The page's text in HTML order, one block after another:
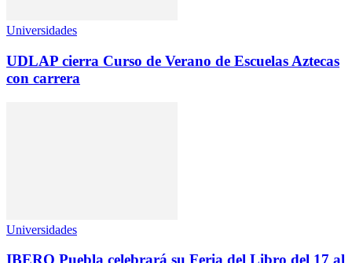
Universidades
UDLAP cierra Curso de Verano de Escuelas Aztecas
con carrera
Universidades